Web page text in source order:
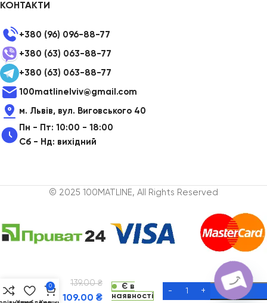
КОНТАКТИ
+380 (96) 096-88-77
+380 (63) 063-88-77
+380 (63) 063-88-77
100matlinelviv@gmail.com
м. Львів, вул. Виговського 40
Пн - Пт: 10:00 - 18:00
Сб - Нд: вихідний
© 2025 100MATLINE, All Rights Reserved
Satin
139.00₴
109.00 ₴
Є в
наявності
Alternative:
0